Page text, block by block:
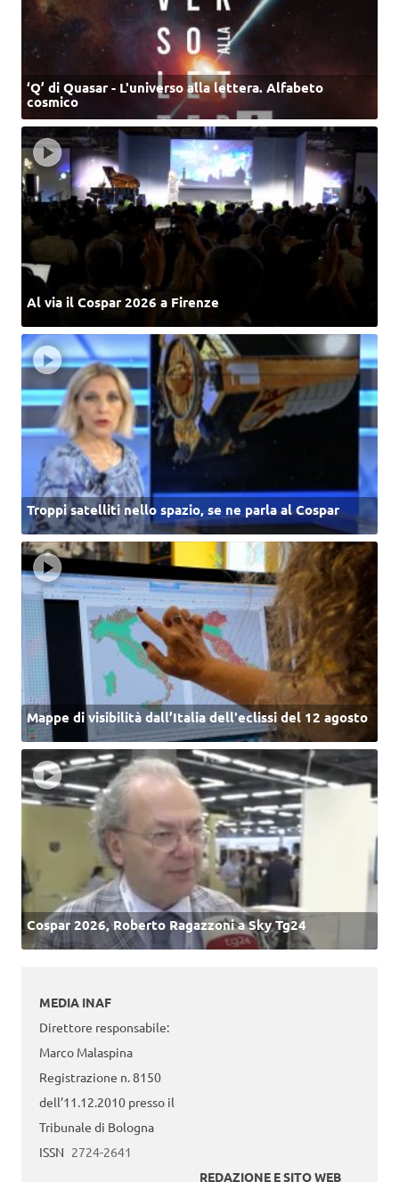
‘Q’ di Quasar - L'universo alla lettera. Alfabeto
cosmico
Al via il Cospar 2026 a Firenze
Troppi satelliti nello spazio, se ne parla al Cospar
Mappe di visibilità dall’Italia dell'eclissi del 12 agosto
Cospar 2026, Roberto Ragazzoni a Sky Tg24
MEDIA INAF
Direttore responsabile:
Marco Malaspina
Registrazione n. 8150
dell’11.12.2010 presso il
Tribunale di Bologna
ISSN 2724-2641
REDAZIONE E SITO WEB